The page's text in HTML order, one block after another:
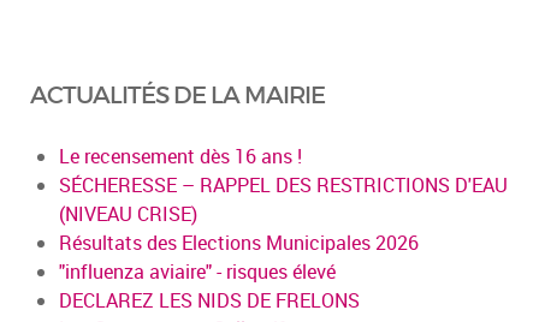
ACTUALITÉS DE LA MAIRIE
Le recensement dès 16 ans !
SÉCHERESSE – RAPPEL DES RESTRICTIONS D'EAU
(NIVEAU CRISE)
Résultats des Elections Municipales 2026
"influenza aviaire" - risques élevé
DECLAREZ LES NIDS DE FRELONS